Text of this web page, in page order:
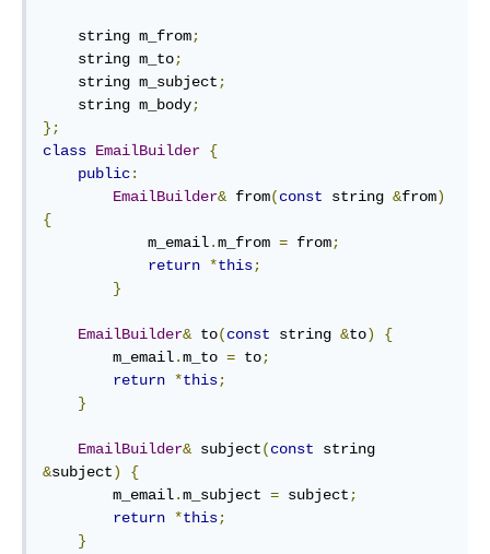
    string m_from
;
    string m_to
;
    string m_subject
;
    string m_body
;
};
class EmailBuilder {
public:
EmailBuilder& from(const string &from)
{
            m_email
.m_from = from;
return *this;
}
EmailBuilder& to(const string &to)
{
        m_email
.m_to = to;
return *this;
}
EmailBuilder& subject(const
&subject)
{
        m_email
.m_subject = subject ;
return *this;
}